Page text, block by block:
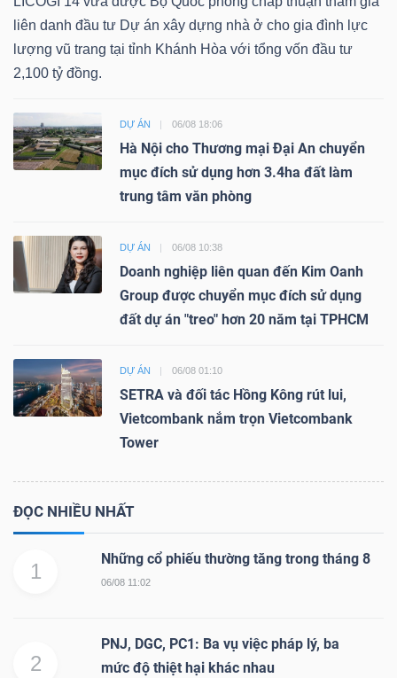
liên danh đầu tư Dự án xây dựng nhà ở cho gia đình lực
lượng vũ trang tại tỉnh Khánh Hòa với tổng vốn đầu tư
2,100 tỷ đồng.
DỰ ÁN 06/08 18:06
Hà Nội cho Thương mại Đại An chuyển
mục đích sử dụng hơn 3.4ha đất làm
trung tâm văn phòng
DỰ ÁN 06/08 10:38
Doanh nghiệp liên quan đến Kim Oanh
Group được chuyển mục đích sử dụng
đất dự án "treo" hơn 20 năm tại TPHCM
DỰ ÁN 06/08 01:10
SETRA và đối tác Hồng Kông rút lui,
Vietcombank nắm trọn Vietcombank
Tower
ĐỌC NHIỀU NHẤT
1
Những cổ phiếu thường tăng trong tháng 8
06/08 11:02
2
PNJ, DGC, PC1: Ba vụ việc pháp lý, ba
mức độ thiệt hại khác nhau